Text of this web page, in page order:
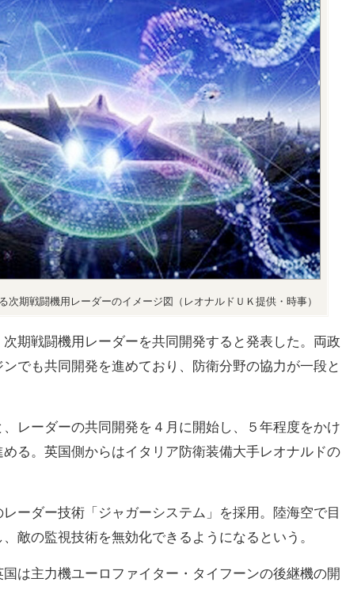
次期戦闘機用レーダーのイメージ図（レオナルドＵＫ提供・時事）
期戦闘機用レーダーを共同開発すると発表した。両政
でも共同開発を進めており、防衛分野の協力が一段と
レーダーの共同開発を４月に開始し、５年程度をかけ
る。英国側からはイタリア防衛装備大手レオナルドの
ーダー技術「ジャガーシステム」を採用。陸海空で目
敵の監視技術を無効化できるようになるという。
は主力機ユーロファイター・タイフーンの後継機の開